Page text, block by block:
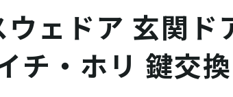
ウェドア 玄関ド
チ・ホリ 鍵交